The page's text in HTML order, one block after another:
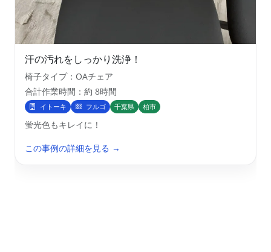
汗の汚れをしっかり洗浄！
椅子タイプ：OAチェア
合計作業時間：約 8時間
イトーキ フルゴ 千葉県 柏市
蛍光色もキレイに！
この事例の詳細を見る →